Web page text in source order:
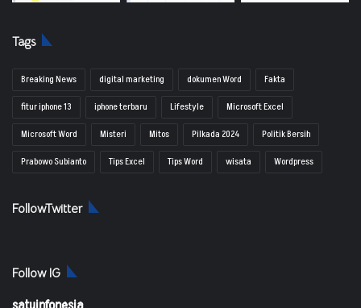
Tags
Breaking News digital marketing dokumen Word
Fakta
fitur iphone 13
iphone terbaru Lifestyle
Microsoft Excel
Microsoft Word
Misteri Mitos Pilkada 2024
Politik Bersih
Prabowo Subianto
Tips Excel Tips Word wisata Wordpress
FollowTwitter
Follow IG